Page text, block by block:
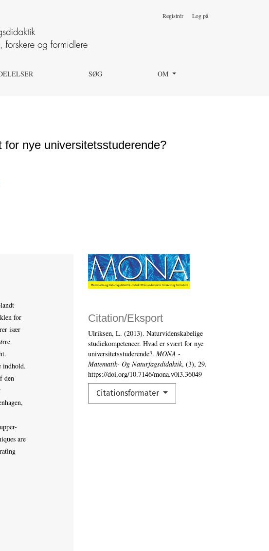
SØG OM
Registrér Log på
nye universitetsstuderende?
Citation/Eksport
Ulriksen, L. (2013). Naturvidenskabelige
studiekompetencer. Hvad er svært for nye
universitetsstuderende?. MONA -
Matematik- Og Naturfagsdidaktik, (3), 29.
https://doi.org/10.7146/mona.v0i3.36049
Citationsformater
for
især
indhold.
den
are